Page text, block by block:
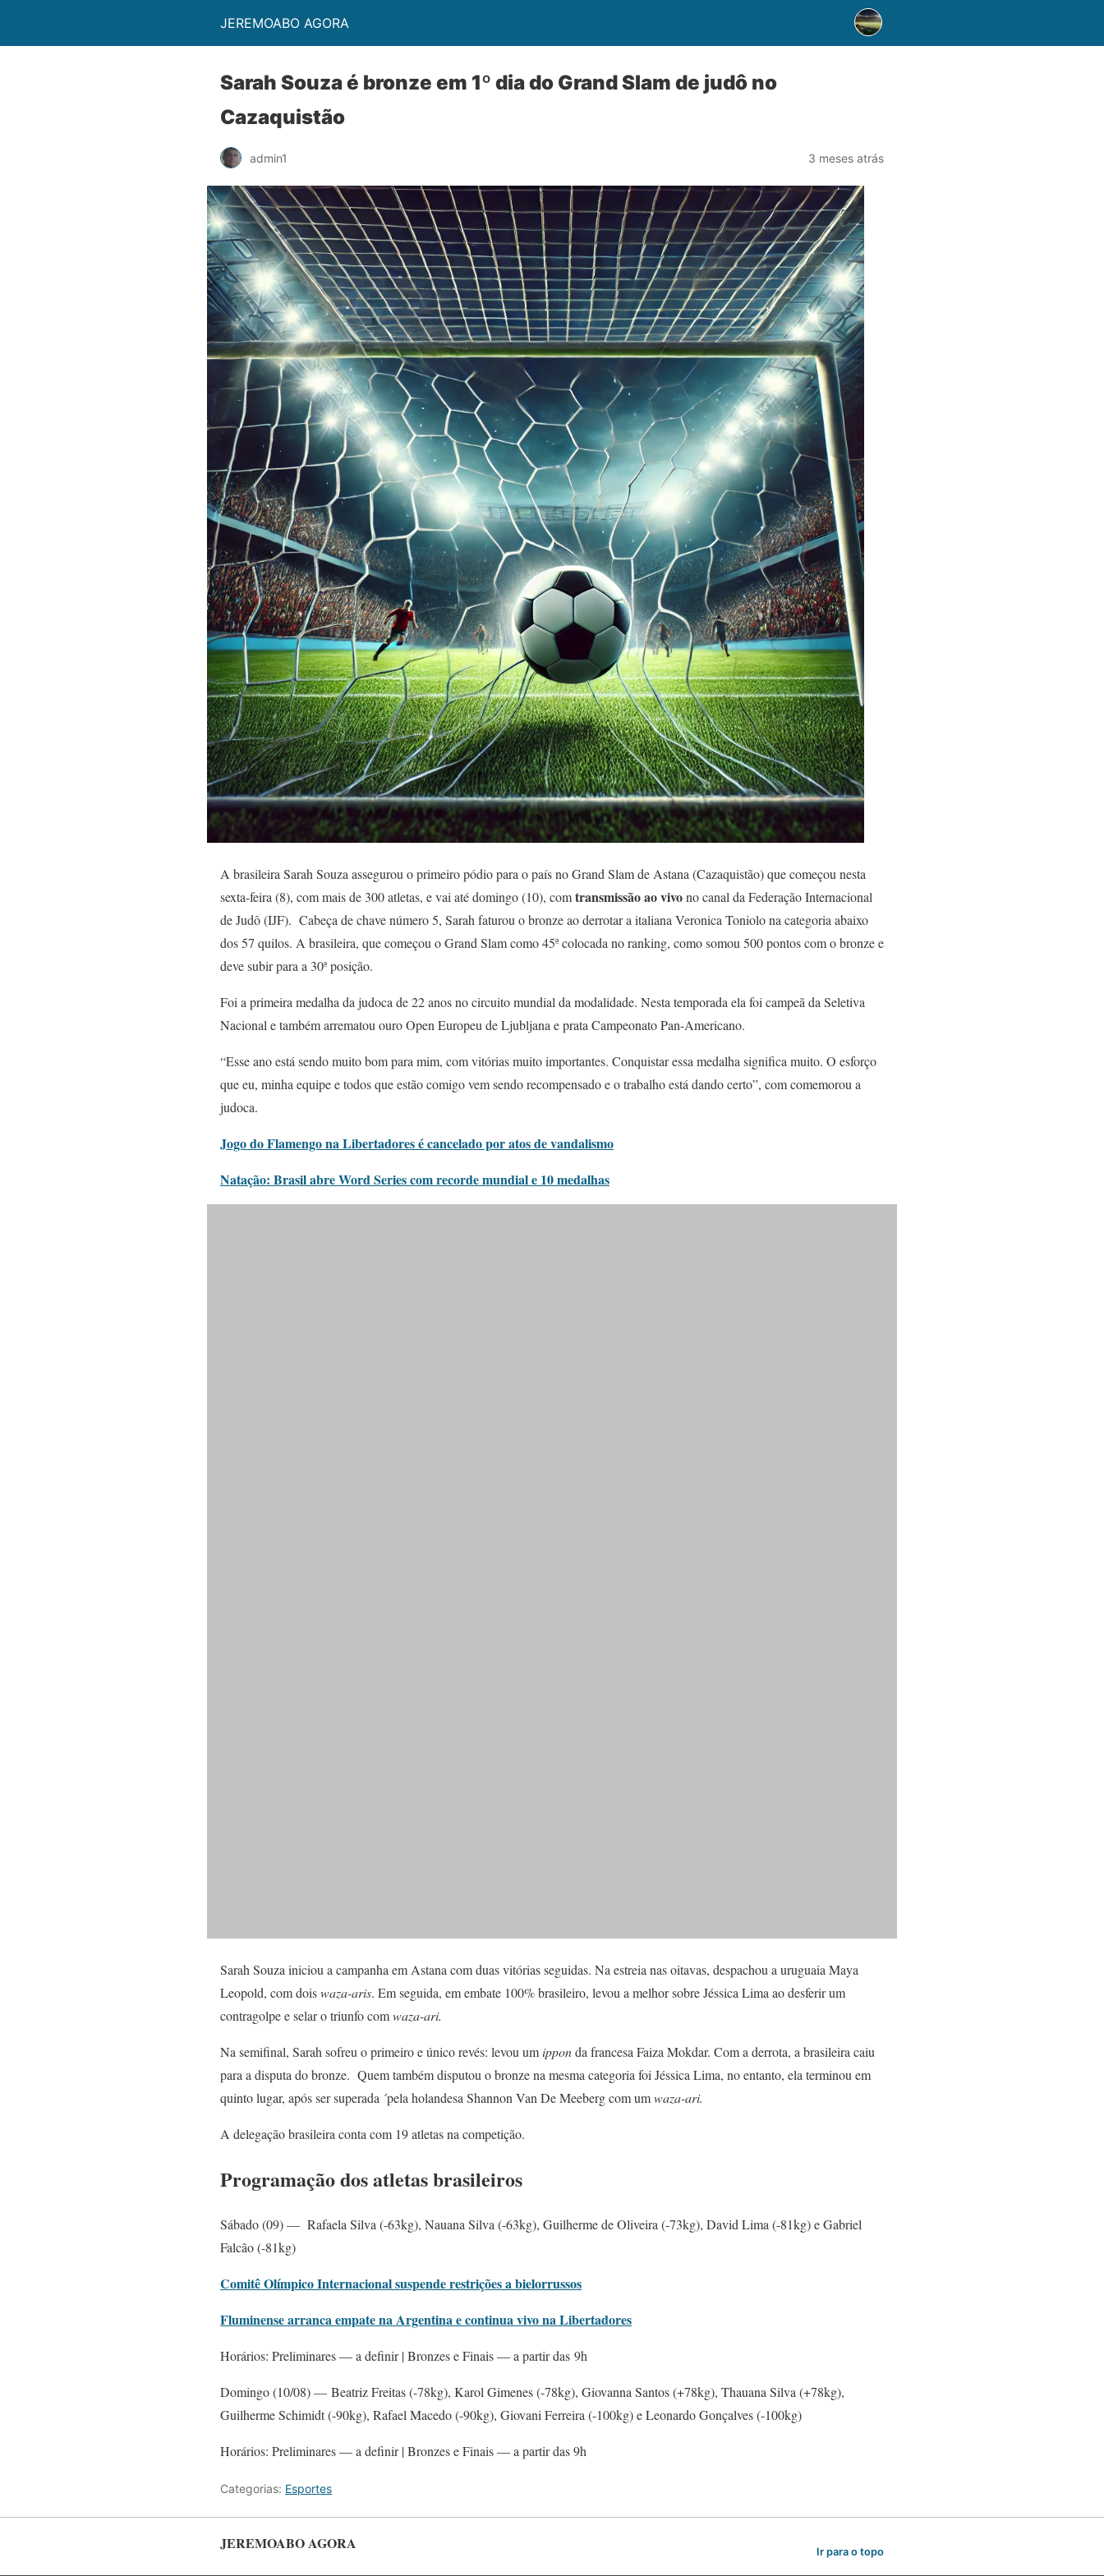
JEREMOABO AGORA
Sarah Souza é bronze em 1º dia do Grand Slam de judô no
Cazaquistão
admin1 3 meses atrás
A brasileira Sarah Souza assegurou o primeiro pódio para o país no Grand Slam de Astana (Cazaquistão) que começou nesta
sexta-feira (8), com mais de 300 atletas, e vai até domingo (10), comtransmissão ao vivono canal da Federação Internacional
de Judô (IJF). Cabeça de chave número 5, Sarah faturou o bronze ao derrotar a italiana Veronica Toniolo na categoria abaixo
dos 57 quilos. A brasileira, que começou o Grand Slam como 45ª colocada no ranking, como somou 500 pontos com o bronze e
deve subir para a 30ª posição.
Foi a primeira medalha da judoca de 22 anos no circuito mundial da modalidade. Nesta temporada ela foi campeã da Seletiva
Nacional e também arrematou ouro Open Europeu de Ljubljana e prata Campeonato Pan-Americano.
“Esse ano está sendo muito bom para mim, com vitórias muito importantes. Conquistar essa medalha significa muito. O esforço
que eu, minha equipe e todos que estão comigo vem sendo recompensado e o trabalho está dando certo”, com comemorou a
judoca.
Jogo do Flamengo na Libertadores é cancelado por atos de vandalismo
Natação: Brasil abre Word Series com recorde mundial e 10 medalhas
Sarah Souza iniciou a campanha em Astana com duas vitórias seguidas. Na estreia nas oitavas, despachou a uruguaia Maya
Leopold, com doiswaza-aris. Em seguida, em embate 100% brasileiro, levou a melhor sobre Jéssica Lima ao desferir um
contragolpe e selar o triunfo comwaza-ari.
Na semifinal, Sarah sofreu o primeiro e único revés: levou um ipponda francesa Faiza Mokdar. Com a derrota, a brasileira caiu
para a disputa do bronze. Quem também disputou o bronze na mesma categoria foi Jéssica Lima, no entanto, ela terminou em
quinto lugar, após ser superada ´pela holandesa Shannon Van De Meeberg com umwaza-ari.
A delegação brasileira conta com 19 atletas na competição.
Programação dos atletas brasileiros
Sábado (09) — Rafaela Silva (-63kg), Nauana Silva (-63kg), Guilherme de Oliveira (-73kg), David Lima (-81kg) e Gabriel
Falcão (-81kg)
Comitê Olímpico Internacional suspende restrições a bielorrussos
Fluminense arranca empate na Argentina e continua vivo na Libertadores
Horários: Preliminares — a definir | Bronzes e Finais — a partir das 9h
Domingo (10/08) — Beatriz Freitas (-78kg), Karol Gimenes (-78kg), Giovanna Santos (+78kg), Thauana Silva (+78kg),
Guilherme Schimidt (-90kg), Rafael Macedo (-90kg), Giovani Ferreira (-100kg) e Leonardo Gonçalves (-100kg)
Horários: Preliminares — a definir | Bronzes e Finais — a partir das 9h
Categorias: Esportes
JEREMOABO AGORA Ir para o topo